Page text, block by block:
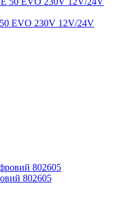
EVO 230V 12V/24V
802605